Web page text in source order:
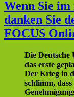
Wenn Sie
danken Sie
FOCUS
Die Deutsche
das erste
Der Krieg in
schlimm,